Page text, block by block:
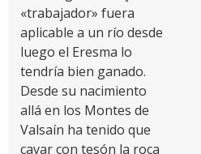
«trabajador» fuera
aplicable a un río desde
luego el Eresma lo
tendría bien ganado.
Desde su nacimiento
allá en los Montes de
Valsaín ha tenido que
cavar con tesón la roca